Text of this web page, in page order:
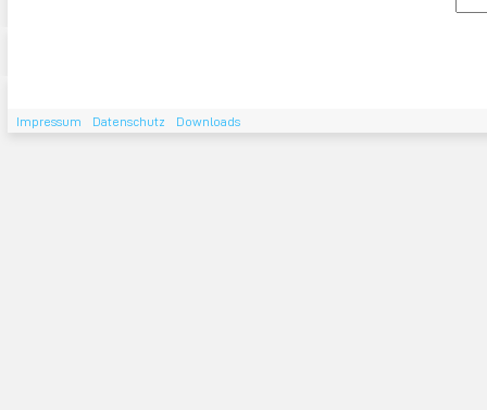
Impressum Datenschutz Downloads